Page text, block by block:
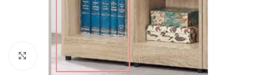
Click to enlarge